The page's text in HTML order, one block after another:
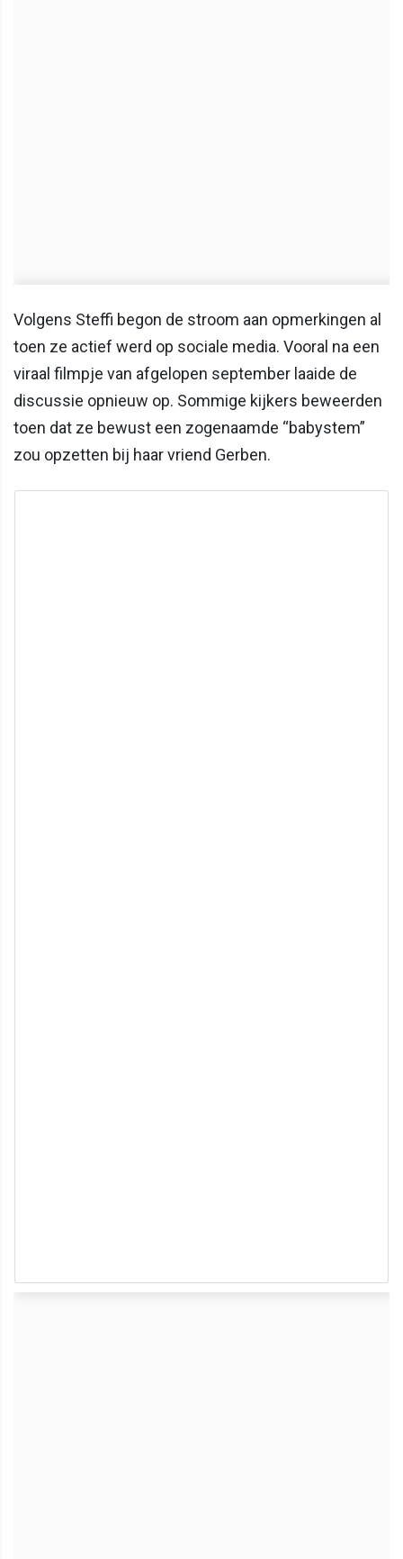
Volgens Steffi begon de stroom aan opmerkingen al
toen ze actief werd op sociale media. Vooral na een
viraal filmpje van afgelopen september laaide de
discussie opnieuw op. Sommige kijkers beweerden
toen dat ze bewust een zogenaamde “babystem”
zou opzetten bij haar vriend Gerben.